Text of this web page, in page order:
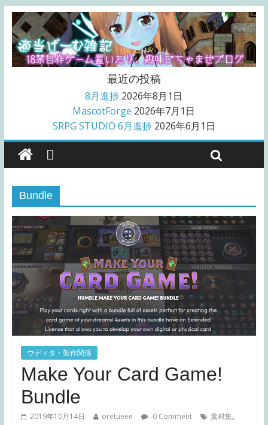
最近の投稿
8月進捗 2026年8月1日
MascotForge 2026年7月1日
SRPG STUDIO 6月進捗 2026年6月1日
Bundle
ウディタ・製作関係
Make Your Card Game!
Bundle
2019年10月14日 oretueee 0 Comment 素材集,